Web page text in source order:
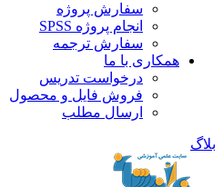
سفارش پروژه
انجام پروژه SPSS
سفارش ترجمه
همکاری با ما
درخواست تدریس
فروش فایل و محصول
ارسال مطلب